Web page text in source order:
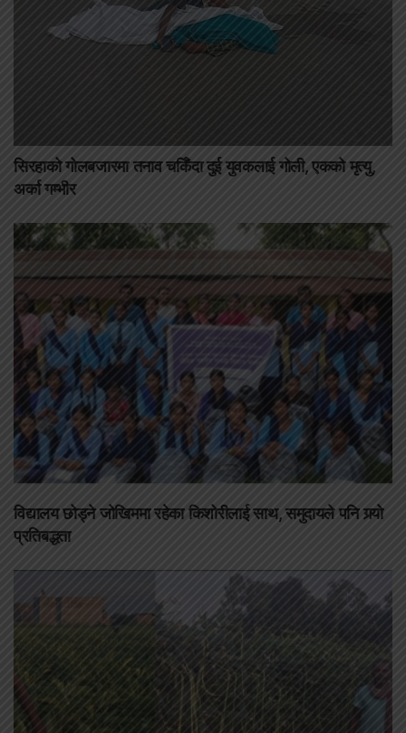
सिरहाको गोलबजारमा तनाव चर्किँदा दुई युवकलाई गोली, एकको मृत्यु,
अर्का गम्भीर
विद्यालय छोड्ने जोखिममा रहेका किशोरीलाई साथ, समुदायले पनि गर्‍यो
प्रतिबद्धता